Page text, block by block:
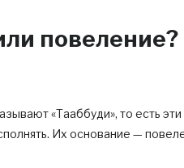
повеление?
«Тааббуди», то есть
Их основание —